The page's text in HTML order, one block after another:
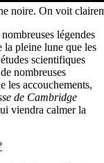
noire. On voit
nombreuses légendes
la pleine lune que les
scientifiques
nombreuses
les accouchements,
de Cambridge
viendra calmer la